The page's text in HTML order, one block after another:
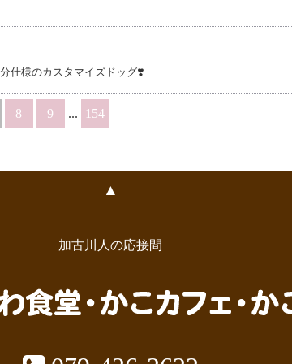
仕様のカスタマイズドッグ❣️
8 9 ... 154
▲
加古川人の応接間